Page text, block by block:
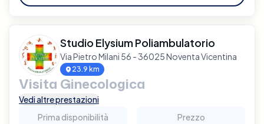
Studio Elysium Poliambulatorio
Via Pietro Milani 56 - 36025 Noventa Vicentina
23.9 km
Visita Ginecologica
Vedi altre prestazioni
Prima disponibilità
Prezzo